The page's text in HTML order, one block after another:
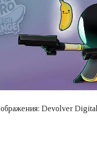
Devolver Digital